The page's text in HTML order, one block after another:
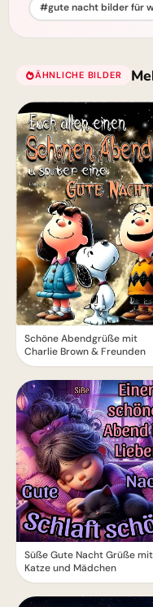
#gute nacht bilder für
ÄHNLICHE BILDER
Schöne Abendgrüße mit
Charlie Brown & Freunden
Süße Gute Nacht Grüße mit
Katze und Mädchen